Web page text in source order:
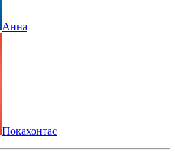
Анна
Покахонтас